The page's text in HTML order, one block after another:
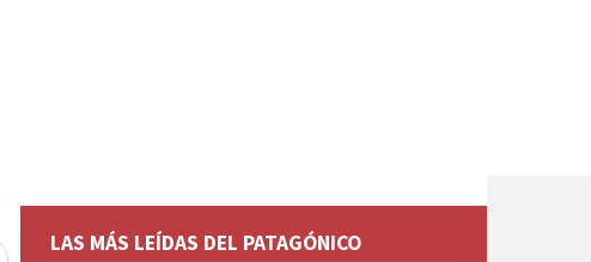
LAS MÁS LEÍDAS DEL PATAGÓNICO